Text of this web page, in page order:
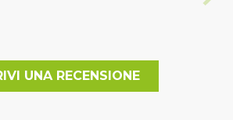
UNA RECENSIONE